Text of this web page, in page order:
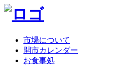
市場について
開市カレンダー
お食事処